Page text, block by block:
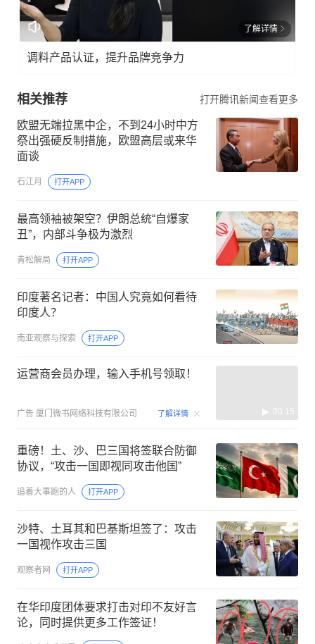
了解详情
调料产品认证，提升品牌竞争力
相关推荐 打开腾讯新闻查看更多
欧盟无端拉黑中企，不到24小时中方
祭出强硬反制措施，欧盟高层或来华
面谈
石江月 打开APP
最高领袖被架空？伊朗总统“自爆家
丑”，内部斗争极为激烈
青松解局 打开APP
印度著名记者：中国人究竟如何看待
印度人？
南亚观察与探索 打开APP
运营商会员办理，输入手机号领取！
广告 厦门微书网络科技有限公司 了解详情 00:15
重磅！土、沙、巴三国将签联合防御
协议，“攻击一国即视同攻击他国”
追着大事跑的人 打开APP
沙特、土耳其和巴基斯坦签了：攻击
一国视作攻击三国
观察者网 打开APP
在华印度团体要求打击对印不友好言
论，同时提供更多工作签证！